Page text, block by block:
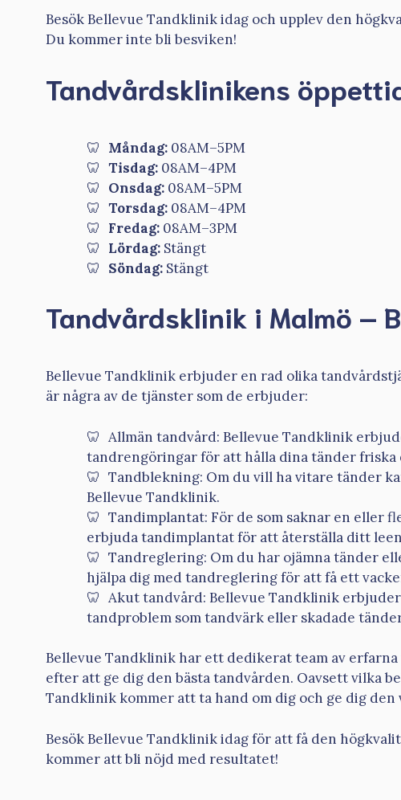
Besök Bellevue Tandklinik idag och upplev den
Du kommer inte bli besviken!
Tandvårdsklinikens
Måndag: 08AM–5PM
Tisdag: 08AM–4PM
Onsdag: 08AM–5PM
Torsdag: 08AM–4PM
Fredag: 08AM–3PM
Lördag: Stängt
Söndag: Stängt
Tandvårdsklinik i Malmö –
Bellevue Tandklinik erbjuder en rad olika
är några av de tjänster som de erbjuder:
Allmän tandvård: Bellevue Tandklinik
tandrengöringar för att hålla dina tänder friska
Tandblekning: Om du vill ha vitare tänder
Bellevue Tandklinik.
Tandimplantat: För de som saknar en eller
erbjuda tandimplantat för att återställa ditt
Tandreglering: Om du har ojämna tänder
hjälpa dig med tandreglering för att få ett
Akut tandvård: Bellevue Tandklinik
tandproblem som tandvärk eller skadade
Bellevue Tandklinik har ett dedikerat team av
efter att ge dig den bästa tandvården. Oavsett vilka
Tandklinik kommer att ta hand om dig och ge dig
Besök Bellevue Tandklinik idag för att få den
kommer att bli nöjd med resultatet!